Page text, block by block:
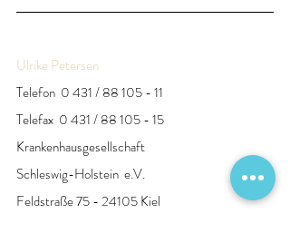
Ulrike Petersen
Telefon  0 431 / 88 105 - 11
Telefax  0 431 / 88 105 - 15
Krankenhausgesellschaft
Schleswig-Holstein  e.V.
Feldstraße 75 - 24105 Kiel